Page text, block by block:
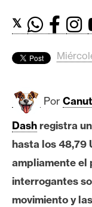
d
s
B
t
c
o
i
n
𝕏
Por
Dashregistra
hasta los 48,79
ampliamente el
interrogantes
movimiento y